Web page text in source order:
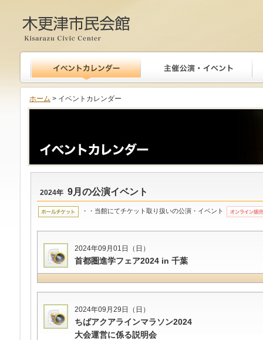
木更津市民会館
ホーム > イベントカレンダー
2024年 9月の公演イベント
・・当館にてチケット取り扱いの公演・イベント
2024年09月01日（日）
首都圏進学フェア2024 in 千葉
2024年09月29日（日）
ちばアクアラインマラソン2024
大会運営に係る説明会